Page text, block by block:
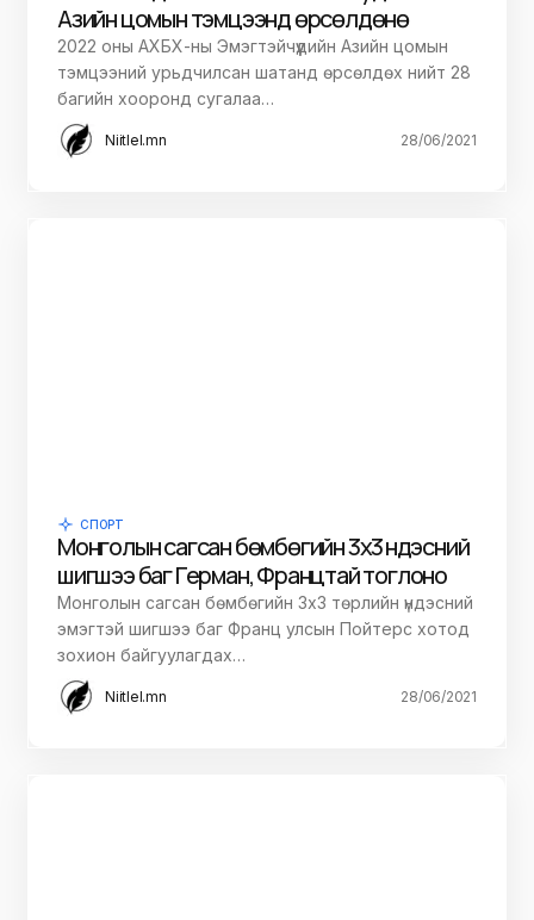
Азийн цомын тэмцээнд өрсөлдөнө
2022 оны АХБХ-ны Эмэгтэйчүүдийн Азийн цомын
тэмцээний урьдчилсан шатанд өрсөлдөх нийт 28
багийн хооронд сугалаа…
Niitlel.mn 28/06/2021
СПОРТ
Монголын сагсан бөмбөгийн 3х3 үндэсний
шигшээ баг Герман, Францтай тоглоно
Монголын сагсан бөмбөгийн 3х3 төрлийн үндэсний
эмэгтэй шигшээ баг Франц улсын Пойтерс хотод
зохион байгуулагдах…
Niitlel.mn 28/06/2021